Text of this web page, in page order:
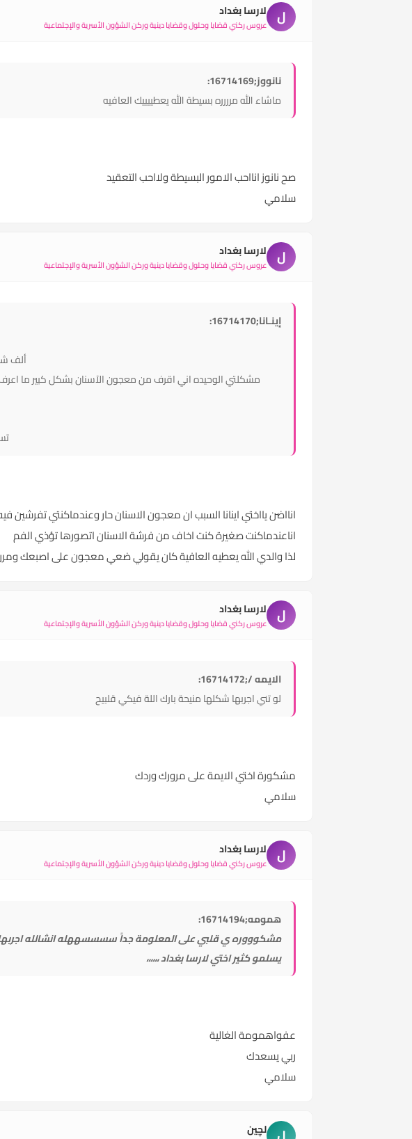
ل لارسا بغداد
عروس ركني قضايا وحلول وقضايا دينية وركن الشؤون الأسرية والإجتماعية
نانووز;16714169:
ماشاء الله مرررره بسيطة الله يعطييييك العافيه
صح نانوز انااحب الامور البسيطة ولااحب التعقيد
سلامي
ل لارسا بغداد
عروس ركني قضايا وحلول وقضايا دينية وركن الشؤون الأسرية والإجتماعية
إينـانا;16714170:
ألف
مشكلتي الوحيده اني اقرف من معجون الآسنان بشكل كبير ما
انااضن يااختي اينانا السبب ان معجون الاسنان حار وعندماكنتي تفرشين
اناعندماكنت صغيرة كنت اخاف من فرشة الاسنان اتصورها تؤذي الفم
لذا والدي الله يعطيه العافية كان يقولي ضعي معجون على اصبعك
ل لارسا بغداد
عروس ركني قضايا وحلول وقضايا دينية وركن الشؤون الأسرية والإجتماعية
الايمه /;16714172:
لو تني اجربها شكلها منيحة بارك اللة فيكي قلبيح
مشكورة اختي الايمة على مرورك وردك
سلامي
ل لارسا بغداد
عروس ركني قضايا وحلول وقضايا دينية وركن الشؤون الأسرية والإجتماعية
همومه;16714194:
مشكوووره ي قلبي على المعلومةجداً سسسسههله انشالله
يسلمو كثير اختي لارسا بغداد ،،،،،،
عفواهمومة الغالية
ربي يسعدك
سلامي
لچين